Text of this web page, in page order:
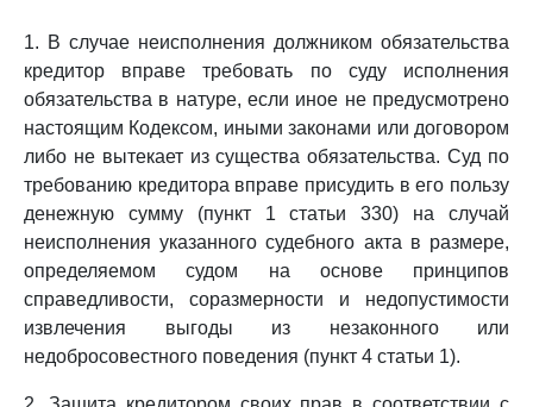
1. В случае неисполнения должником обязательства
кредитор вправе требовать по суду исполнения
обязательства в натуре, если иное не предусмотрено
настоящим Кодексом, иными законами или договором
либо не вытекает из существа обязательства. Суд по
требованию кредитора вправе присудить в его пользу
денежную сумму (пункт 1 статьи 330) на случай
неисполнения указанного судебного акта в размере,
определяемом судом на основе принципов
справедливости, соразмерности и недопустимости
извлечения выгоды из незаконного или
недобросовестного поведения (пункт 4 статьи 1).